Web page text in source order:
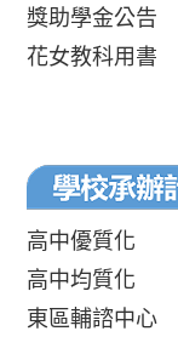
獎助學金公告
花女教科用書
高中優質化
高中均質化
東區輔諮中心